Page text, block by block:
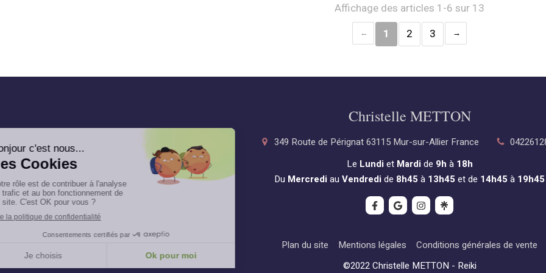
Affichage des articles 1-6 sur 13
1
2 3
Christelle METTON
349 Route de Pérignat63115 Mur-sur-Allier France
Le Lundiet Mardide 9h à 18h
Du Mercrediau Vendredide 8h45 à 13h45 et de 14h45 à 19h45
Plan du site Mentions légales
Conditions générales de vente
©2022 Christelle METTON - Reiki